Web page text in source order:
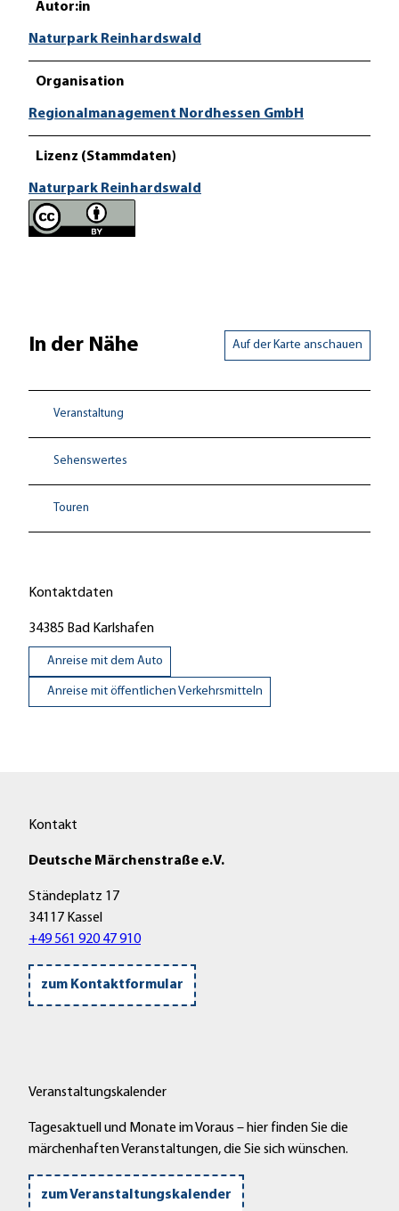
Autor:in
Naturpark Reinhardswald
Organisation
Regionalmanagement Nordhessen GmbH
Lizenz (Stammdaten)
Naturpark Reinhardswald
In der Nähe Auf der Karte anschauen
Veranstaltung
Sehenswertes
Touren
Kontaktdaten
34385 Bad Karlshafen
Anreise mit dem Auto
Anreise mit öffentlichen Verkehrsmitteln
Kontakt
Deutsche Märchenstraße e.V.
Ständeplatz 17
34117 Kassel
+49 561 920 47 910
zum Kontaktformular
Veranstaltungskalender
Tagesaktuell und Monate im Voraus – hier finden Sie die
märchenhaften Veranstaltungen, die Sie sich wünschen.
zum Veranstaltungskalender